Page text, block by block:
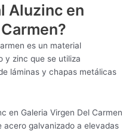
Aluzinc en
es un material
y zinc que se utiliza
láminas y chapas metálicas
en Galeria Virgen Del Carmen
galvanizado a elevadas